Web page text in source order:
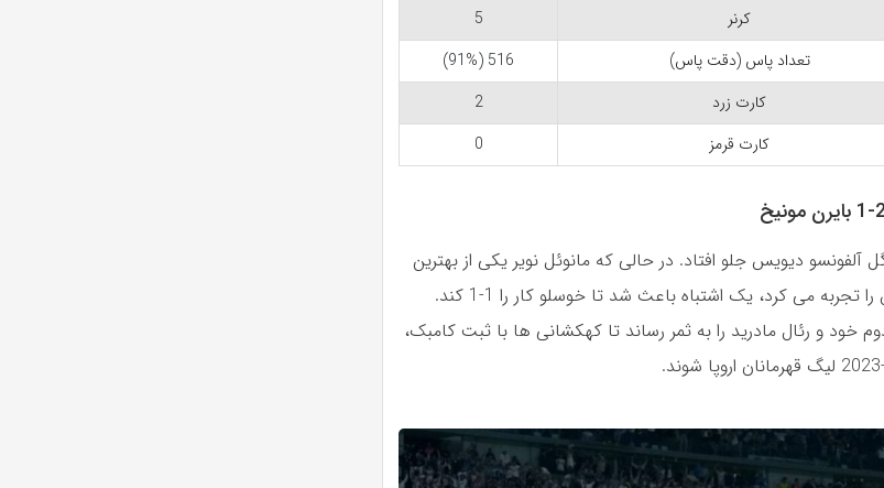
کرنر
5
تعداد پاس (دقت پاس)
516 (91%)
کارت زرد
2
کارت قرمز 0
آلفونسو دیویس جلو افتاد. در حالی که مانوئل نویر یکی از بهترین
شب های دوران حرفه ای اش را تجربه می کرد، یک اشتباه باعث شد تا خوسلو کار را 1-1 کند.
خود و رئال مادرید را به ثمر رساند تا کهکشانی ها با ثبت کامبک،